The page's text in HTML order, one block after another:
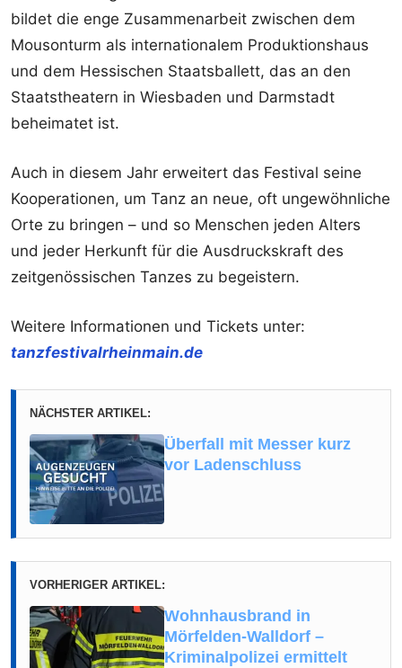
bildet die enge Zusammenarbeit zwischen dem
Mousonturm als internationalem Produktionshaus
und dem Hessischen Staatsballett, das an den
Staatstheatern in Wiesbaden und Darmstadt
beheimatet ist.
Auch in diesem Jahr erweitert das Festival seine
Kooperationen, um Tanz an neue, oft ungewöhnliche
Orte zu bringen – und so Menschen jeden Alters
und jeder Herkunft für die Ausdruckskraft des
zeitgenössischen Tanzes zu begeistern.
Weitere Informationen und Tickets unter:
tanzfestivalrheinmain.de
NÄCHSTER ARTIKEL:
Überfall mit Messer kurz
vor Ladenschluss
VORHERIGER ARTIKEL:
Wohnhausbrand in
Mörfelden-Walldorf –
Kriminalpolizei ermittelt